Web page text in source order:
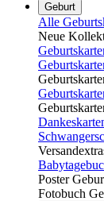
Geburt
Alle
Neue
Poster
Fotobuch